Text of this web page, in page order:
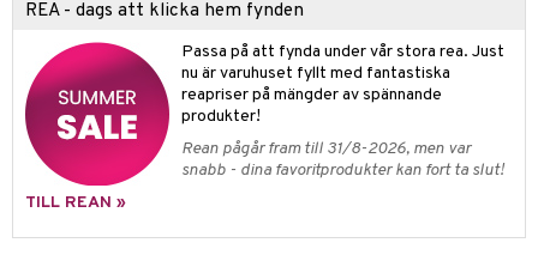
REA - dags att klicka hem fynden
Passa på att fynda under vår stora rea. Just
nu är varuhuset fyllt med fantastiska
reapriser på mängder av spännande
produkter!
Rean pågår fram till 31/8-2026, men var
snabb - dina favoritprodukter kan fort ta slut!
TILL REAN »
up penslar
och skydd
och rengöring